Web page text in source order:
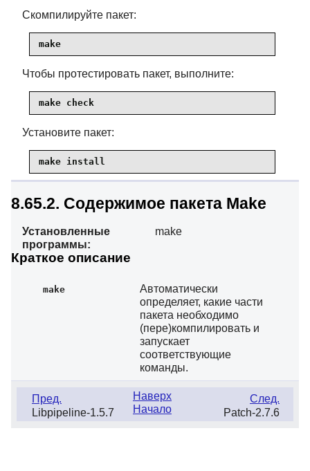
Скомпилируйте пакет:
make
Чтобы протестировать пакет, выполните:
make check
Установите пакет:
make install
8.65.2. Содержимое пакета Make
Установленные
программы:
make
Краткое описание
make
Автоматически
определяет, какие части
пакета необходимо
(пере)компилировать и
запускает
соответствующие
команды.
Пред.
Libpipeline-1.5.7
След.
Patch-2.7.6
Наверх
Начало